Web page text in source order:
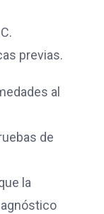
previas.
al
de
la